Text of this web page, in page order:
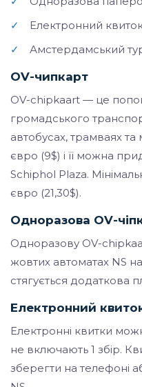
✓
Електронний
✓
Амстердамський
OV-чипкарт
OV-chipkaart — це
громадського
автобусах, трамваях
євро (9$) і її можна
Schiphol Plaza.
євро (21,30$).
Одноразова OV-
Одноразову OV-
жовтих автоматах NS
стягується додаткова
Електронний
Електронні квитки
не включають 1 збір.
зберегти на телефоні